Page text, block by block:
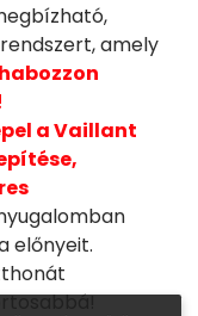
amely
a Vaillant
előnyeit.